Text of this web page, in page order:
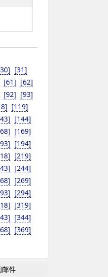
[31]
[61] [62]
[92] [93]
[119]
[144]
[169]
[194]
[219]
[244]
[269]
[294]
[319]
[344]
[369]
邮件